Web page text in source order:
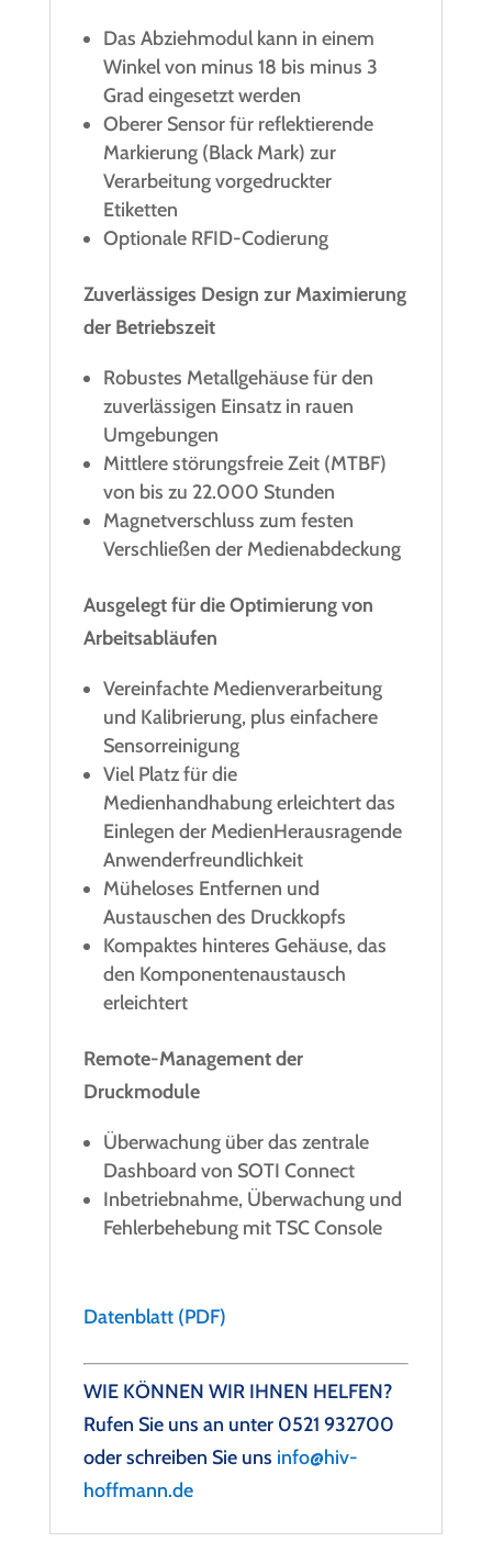
Das Abziehmodul kann in einem
Winkel von minus 18 bis minus 3
Grad eingesetzt werden
Oberer Sensor für reflektierende
Markierung (Black Mark) zur
Verarbeitung vorgedruckter
Etiketten
Optionale RFID-Codierung
Zuverlässiges Design zur Maximierung
der Betriebszeit
Robustes Metallgehäuse für den
zuverlässigen Einsatz in rauen
Umgebungen
Mittlere störungsfreie Zeit (MTBF)
von bis zu 22.000 Stunden
Magnetverschluss zum festen
Verschließen der Medienabdeckung
Ausgelegt für die Optimierung von
Arbeitsabläufen
Vereinfachte Medienverarbeitung
und Kalibrierung, plus einfachere
Sensorreinigung
Viel Platz für die
Medienhandhabung erleichtert das
Einlegen der MedienHerausragende
Anwenderfreundlichkeit
Müheloses Entfernen und
Austauschen des Druckkopfs
Kompaktes hinteres Gehäuse, das
den Komponentenaustausch
erleichtert
Remote-Management der
Druckmodule
Überwachung über das zentrale
Dashboard von SOTI Connect
Inbetriebnahme, Überwachung und
Fehlerbehebung mit TSC Console
Datenblatt (PDF)
WIE KÖNNEN WIR IHNEN HELFEN?
Rufen Sie uns an unter 0521 932700
oder schreiben Sie uns info@hiv-
hoffmann.de